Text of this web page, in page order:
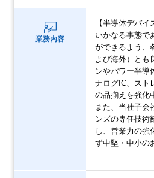
業務内容
【半導体デバイ
いかなる事態で
ができるよう、
よび海外）とも
ンやパワー半導
ナログIC、スト
の品揃えを強化
また、当社子会
ンズの専任技術
し、営業力の強
ず中堅・中小の